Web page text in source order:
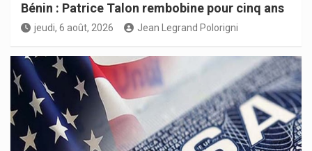
Bénin : Patrice Talon rembobine pour cinq ans
jeudi, 6 août, 2026 Jean Legrand Polorigni